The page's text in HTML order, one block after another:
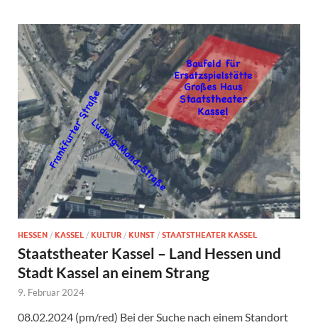
HESSEN / KASSEL / KULTUR / KUNST / STAATSTHEATER KASSEL
Staatstheater Kassel – Land Hessen und
Stadt Kassel an einem Strang
9. Februar 2024
08.02.2024 (pm/red) Bei der Suche nach einem Standort